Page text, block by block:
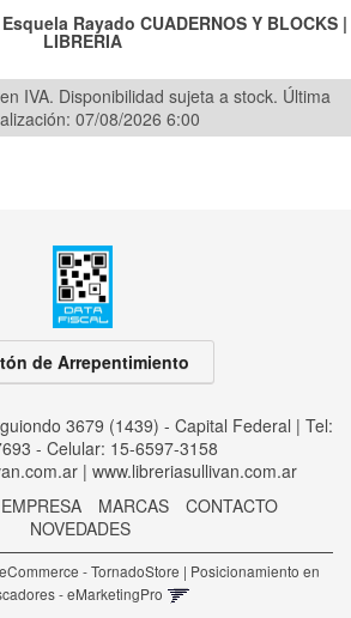
Rayado CUADERNOS Y BLOCKS |
LIBRERIA
IVA. Disponibilidad sujeta a stock. Última
07/08/2026 6:00
de Arrepentimiento
3679 (1439) - Capital Federal | Tel:
- Celular: 15-6597-3158
| www.libreriasullivan.com.ar
MARCAS
CONTACTO
NOVEDADES
eCommerce - TornadoStore | Posicionamiento en
- eMarketingPro